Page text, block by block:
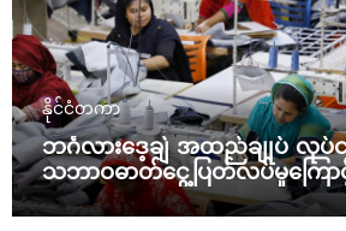
နိုင်ငံတကာ
ဘင်္ဂလားဒေ့ချ် အထည်ချုပ် လုပ်င
သဘာဝဓာတ်ငွေ့ပြတ်လပ်မှုကြေ